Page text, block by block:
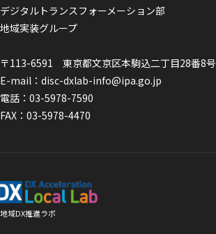
デジタルトランスフォーメーション部
地域実装グループ
〒113-6591 東京都文京区本駒込二丁目28番8号
E-mail： disc-dxlab-info@ipa.go.jp
電話： 03-5978-7590
FAX：03-5978-4470
地域DX推進ラボ